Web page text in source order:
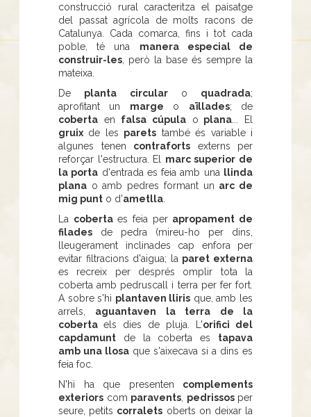
construcció rural caracteritza el paisatge
del passat agrícola de molts racons de
Catalunya. Cada comarca, fins i tot cada
poble, té una manera especial de
construir-les , però la base és sempre la
mateixa.
De planta circularo quadrada;
aprofitant un marge o aïllades; de
coberta en falsa cúpula o plana ... El
gruix de les parets també és variable i
algunes tenen contraforts externs per
reforçar l'estructura. El marc superior de
la porta d'entrada es feia amb una llinda
plana o amb pedres formant un arc de
mig punt o d'ametlla
La cobertaes feia per apropament de
filades de pedra (mireu-ho per dins,
lleugerament inclinades cap enfora per
evitar filtracions d'aigua; la paret externa
es recreix per després omplir tota la
coberta amb pedruscall i terra per fer fort.
A sobre s'hi plantaven lliris que, amb les
arrels, aguantaven la terra de la
coberta els dies de pluja. L'orifici del
capdamunt de la coberta es tapava
amb una llosa que s'aixecava si a dins es
feia foc.
N'hi ha que presenten complements
exteriors com paravents pedrissosper
seure, petits corralets oberts on deixar la